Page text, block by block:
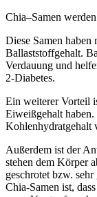
Chia–Samen
Diese Samen haben
Ballaststoffgehalt.
Verdauung und
2-Diabetes.
Ein weiterer Vorteil
Eiweißgehalt
Kohlenhydratgehalt
Außerdem ist der
stehen dem Körper
geschrotet bzw.
Chia-Samen ist,